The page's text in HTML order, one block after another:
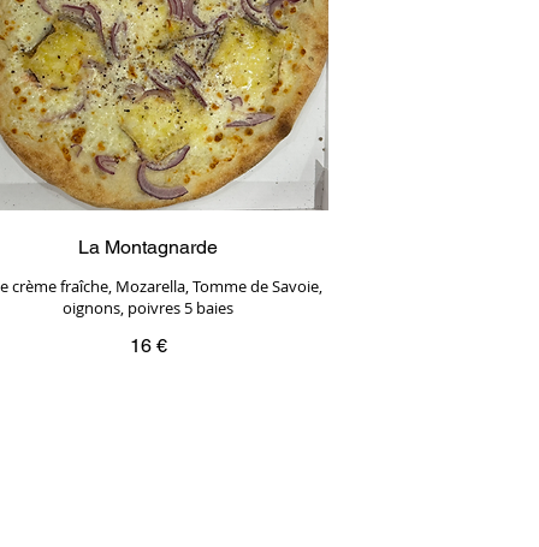
La Montagnarde
crème fraîche, Mozarella, Tomme de Savoie,
oignons, poivres 5 baies
16 €